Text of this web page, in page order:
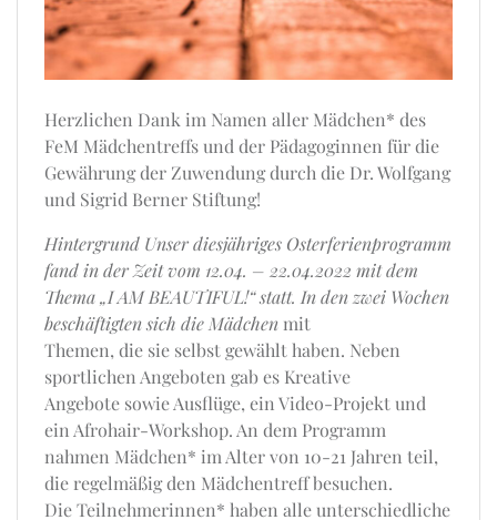
Herzlichen Dank im Namen aller Mädchen* des
FeM Mädchentreffs und der Pädagoginnen für die
Gewährung der Zuwendung durch die Dr. Wolfgang
und Sigrid Berner Stiftung!
Hintergrund Unser diesjähriges Osterferienprogramm
fand in der Zeit vom 12.04. – 22.04.2022 mit dem
Thema „I AM BEAUTIFUL!“ statt. In den zwei Wochen
beschäftigten sich die Mädchenmit
Themen, die sie selbst gewählt haben. Neben
sportlichen Angeboten gab es Kreative
Angebote sowie Ausflüge, ein Video-Projekt und
ein Afrohair-Workshop. An dem Programm
nahmen Mädchen* im Alter von 10-21 Jahren teil,
die regelmäßig den Mädchentreff besuchen.
Die Teilnehmerinnen* haben alle unterschiedliche